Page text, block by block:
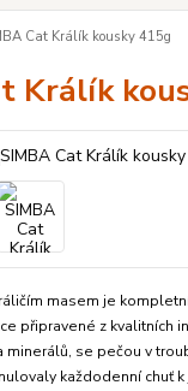
Cat Králík kousky 415g
Králík
masem je
připravené z kvalitních
se pečou v
každodenní chuť